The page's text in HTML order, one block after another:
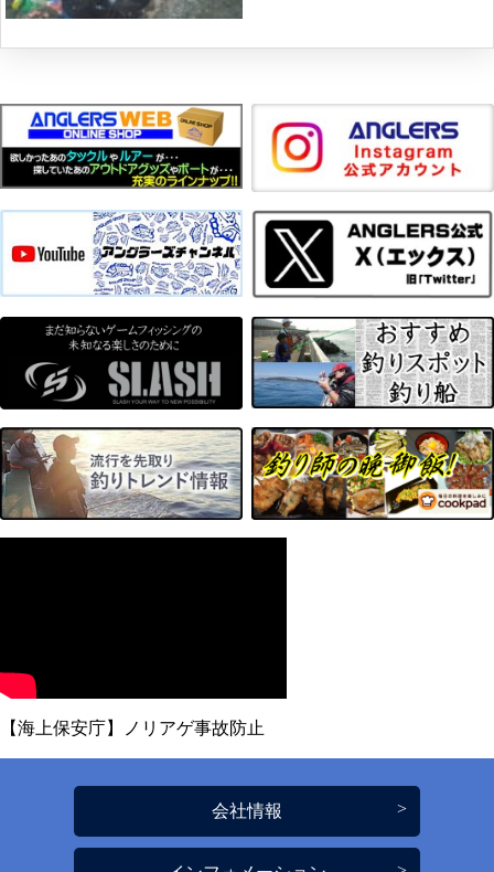
【海上保安庁】ノリアゲ事故防止
会社情報